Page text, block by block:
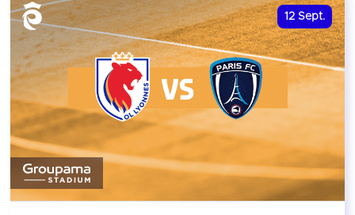
12 Sept.